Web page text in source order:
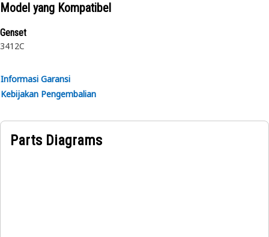
Model yang Kompatibel
Genset
3412C
Informasi Garansi
Kebijakan Pengembalian
Parts Diagrams